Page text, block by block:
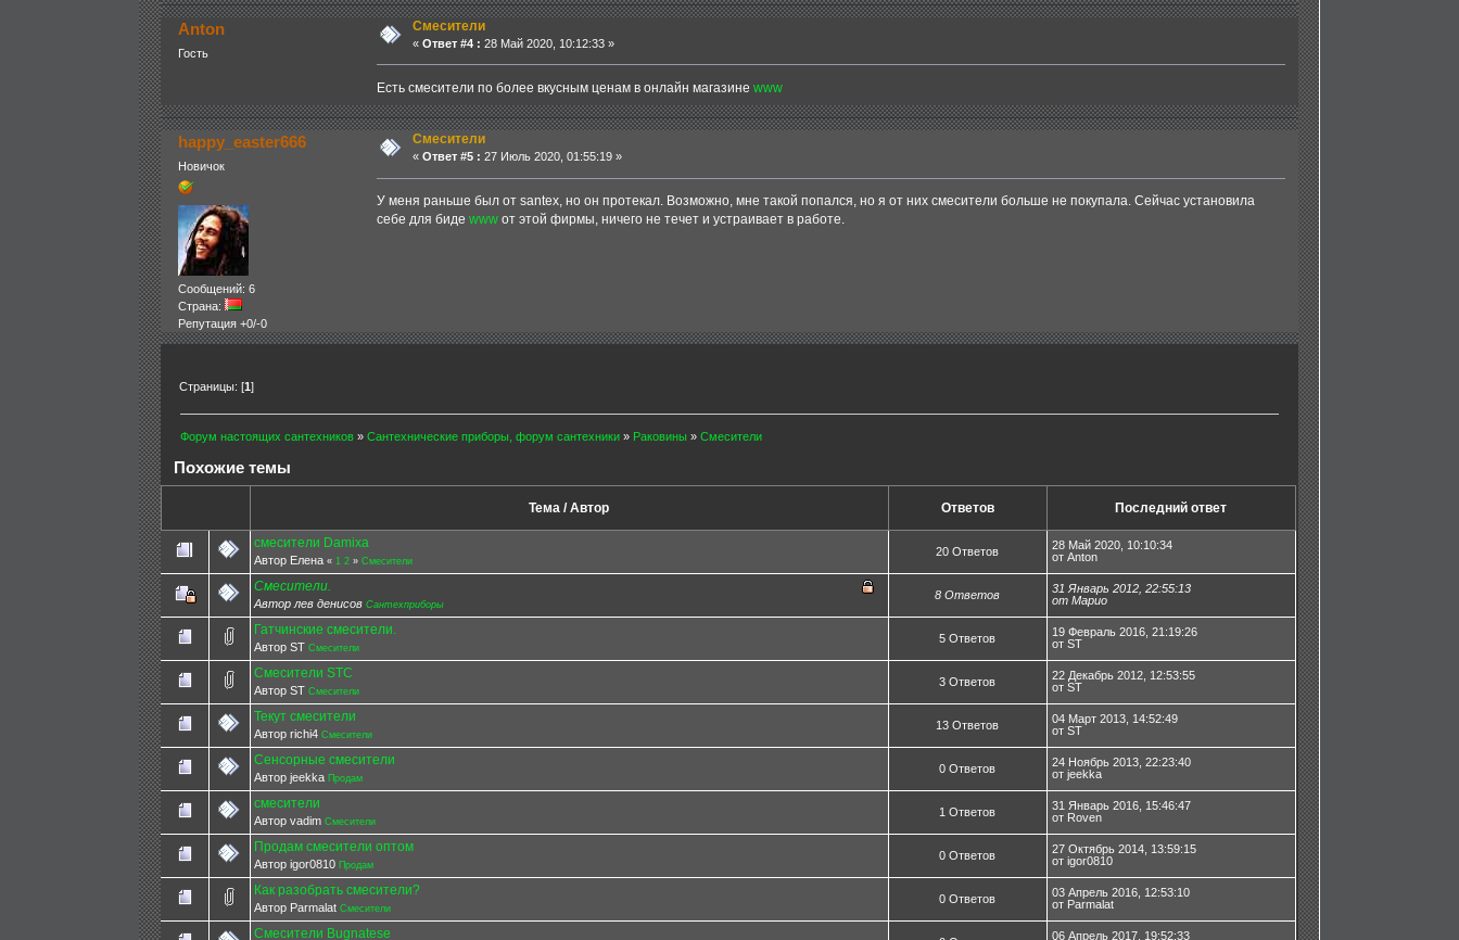
Anton
Гость
Смесители
« Ответ #4 : 28 Май 2020, 10:12:33 »
Есть смесители по более вкусным ценам в онлайн магазинеwww
happy_easter666
Новичок
Сообщений: 6
Страна:
Репутация +0/-0
Смесители
« Ответ #5 : 27 Июль 2020, 01:55:19 »
У меня раньше был от santex, но он протекал. Возможно, мне такой попался, но я от них смесители больше не покупала. Сейчас установила
себе для бидеwww от этой фирмы, ничего не течет и устраивает в работе.
Страницы: [1]
Форум настоящих сантехников »Сантехнические приборы, форум сантехники » Раковины »Смесители
Похожие темы
Тема / Автор Ответов Последний ответ
смесители Damixa
Автор Елена « 1 2» Смесители
20 Ответов
28 Май 2020, 10:10:34
от Anton
Смесители.
Автор лев денисов Сантехприборы
8 Ответов
31 Январь 2012, 22:55:13
от Марио
Гатчинские смесители.
Автор ST Смесители
5 Ответов
19 Февраль 2016, 21:19:26
от ST
Смесители STC
Автор ST Смесители
3 Ответов
22 Декабрь 2012, 12:53:55
от ST
Текут смесители
Автор richi4 Смесители
13 Ответов
04 Март 2013, 14:52:49
от ST
Сенсорные смесители
Автор jeekka Продам
0 Ответов
24 Ноябрь 2013, 22:23:40
от jeekka
смесители
Автор vadim Смесители
1 Ответов
31 Январь 2016, 15:46:47
от Roven
Продам смесители оптом
Автор igor0810 Продам
0 Ответов
27 Октябрь 2014, 13:59:15
от igor0810
Как разобрать смесители?
Автор Parmalat Смесители
0 Ответов
03 Апрель 2016, 12:53:10
от Parmalat
Смесители Bugnatese 06 Апрель 2017, 19:52:33